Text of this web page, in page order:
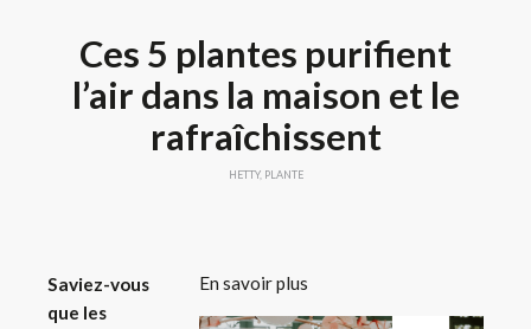
Ces 5 plantes purifient
l’air dans la maison et le
rafraîchissent
HETTY, PLANTE
Saviez-vous
que les
En savoir plus